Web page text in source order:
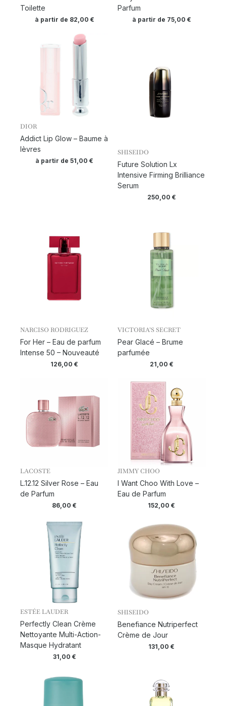
Toilette
à partir de 82,00 €
Parfum
à partir de 75,00 €
DIOR
Addict Lip Glow – Baume à
lèvres
à partir de51,00€
SHISEIDO
Future Solution Lx
Intensive Firming Brilliance
Serum
250,00 €
NARCISO RODRIGUEZ
For Her – Eau de parfum
Intense 50 – Nouveauté
126,00€
VICTORIA’S SECRET
Pear Glacé – Brume
parfumée
21,00 €
LACOSTE
L.12.12 Silver Rose – Eau
de Parfum
86,00€
JIMMY CHOO
I Want Choo With Love –
Eau de Parfum
152,00€
ESTÉE LAUDER
Perfectly Clean Crème
Nettoyante Multi-Action-
Masque Hydratant
31,00 €
SHISEIDO
Benefiance Nutriperfect
Crème de Jour
131,00€